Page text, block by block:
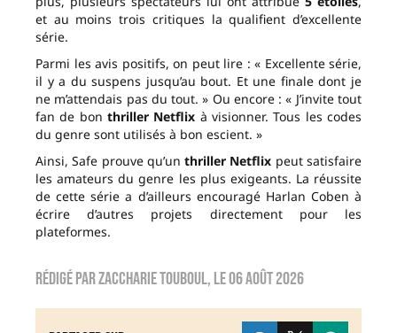
et au moins trois critiques la qualifient d’excellente
série.
Parmi les avis positifs, on peut lire : « Excellente série,
il y a du suspens jusqu’au bout. Et une finale dont je
ne m’attendais pas du tout. » Ou encore : « J’invite tout
fan de bon thriller Netflix à visionner. Tous les codes
du genre sont utilisés à bon escient. »
Ainsi, Safe prouve qu’unthriller Netflix peut satisfaire
les amateurs du genre les plus exigeants. La réussite
de cette série a d’ailleurs encouragé Harlan Coben à
écrire d’autres projets directement pour les
plateformes.
Rédigé parzaccharie touboul, le06 août 2026